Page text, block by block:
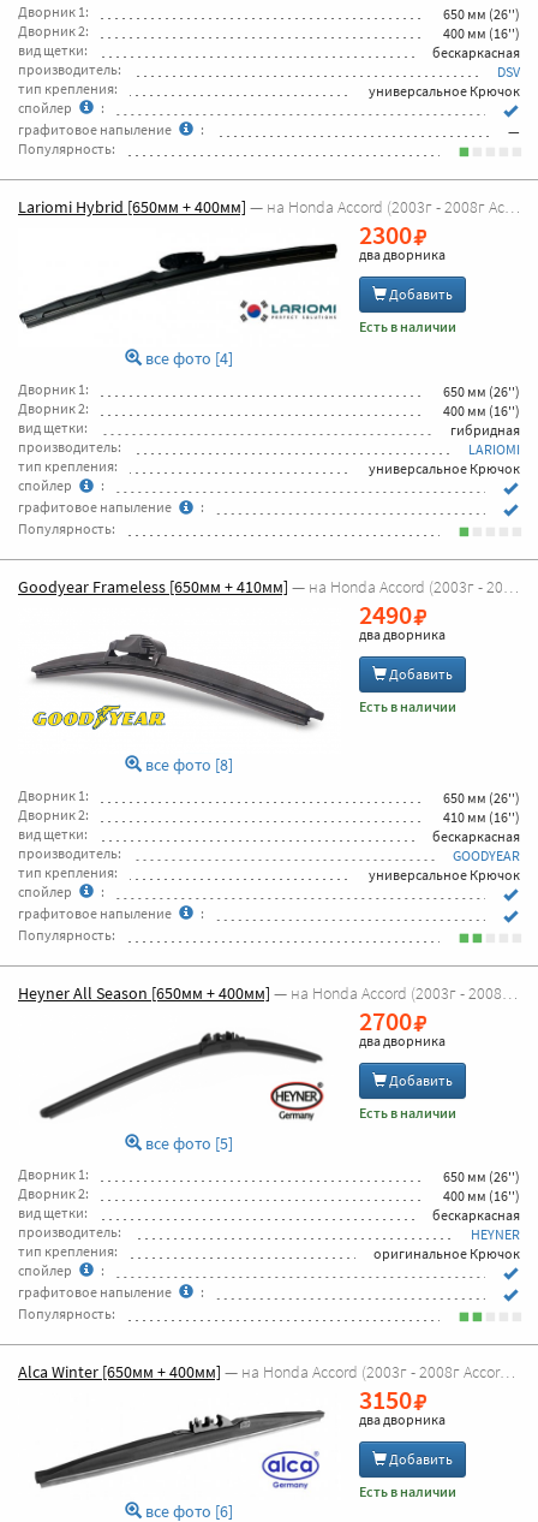
Дворник 1:
650 мм (26'')
Дворник 2:
400 мм (16'')
вид щетки:
бескаркасная
производитель:
DSV
тип крепления:
универсальное Крючок
спойлер
:
графитовое напыление
:
—
Популярность:
Lariomi Hybrid [650мм + 400мм] — на Honda Accord (2003г - 2008г Accord 7 )
все фото [4]
2300
два дворника
Добавить
Есть в наличии
Дворник 1:
650 мм (26'')
Дворник 2:
400 мм (16'')
вид щетки:
гибридная
производитель:
LARIOMI
тип крепления:
универсальное Крючок
спойлер
:
графитовое напыление
:
Популярность:
Goodyear Frameless [650мм + 410мм] — на Honda Accord (2003г - 2008г Accord 7 )
все фото [8]
2490
два дворника
Добавить
Есть в наличии
Дворник 1:
650 мм (26'')
Дворник 2:
410 мм (16'')
вид щетки:
бескаркасная
производитель:
GOODYEAR
тип крепления:
универсальное Крючок
спойлер
:
графитовое напыление
:
Популярность:
Heyner All Season [650мм + 400мм] — на Honda Accord (2003г - 2008г Accord 7 )
все фото [5]
2700
два дворника
Добавить
Есть в наличии
Дворник 1:
650 мм (26'')
Дворник 2:
400 мм (16'')
вид щетки:
бескаркасная
производитель:
HEYNER
тип крепления:
оригинальное Крючок
спойлер
:
графитовое напыление
:
Популярность:
Alca Winter [650мм + 400мм] — на Honda Accord (2003г - 2008г Accord 7 )
все фото [6]
3150
два дворника
Добавить
Есть в наличии